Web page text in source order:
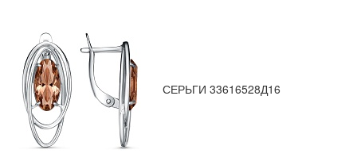
СЕРЬГИ 33616528Д16